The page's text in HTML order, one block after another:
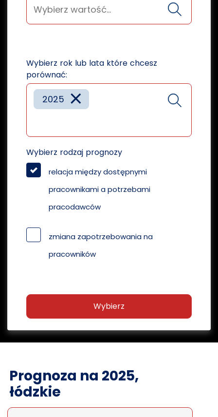
Wybierz rok lub lata które chcesz
porównać:
×
2025
Wybierz rodzaj prognozy
relacja między dostępnymi
pracownikami a potrzebami
pracodawców
zmiana zapotrzebowania na
pracowników
Wybierz
Prognoza na 2025,
łódzkie